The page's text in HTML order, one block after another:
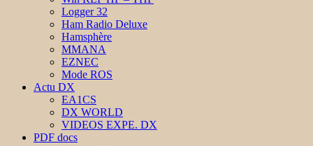
Logger 32
Ham Radio Deluxe
Hamsphère
MMANA
EZNEC
Mode ROS
Actu DX
EA1CS
DX WORLD
VIDEOS EXPE. DX
PDF docs